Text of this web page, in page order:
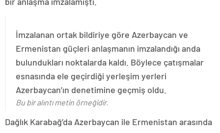
İmzalanan ortak bildiriye göre Azerbaycan ve
Ermenistan güçleri anlaşmanın imzalandığı anda
bulundukları noktalarda kaldı. Böylece çatışmalar
esnasında ele geçirdiği yerleşim yerleri
Azerbaycan’ın denetimine geçmiş oldu.
Bu bir alıntı metin örneğidir.
Dağlık Karabağ’da Azerbaycan ile Ermenistan arasında